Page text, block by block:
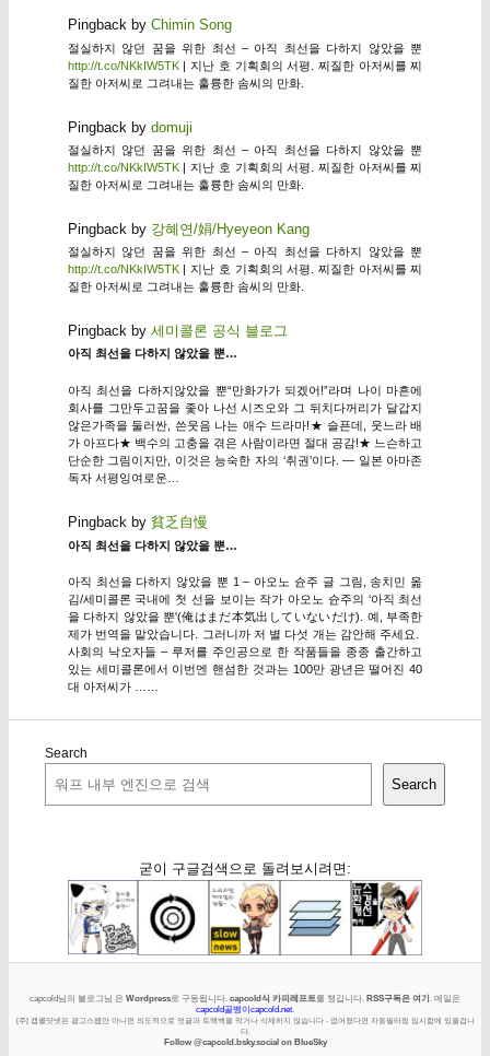
Pingback by Chimin Song
절실하지 않던 꿈을 위한 최선 – 아직 최선을 다하지 않았을 뿐
http://t.co/NKkIW5TK| 지난 호 기획회의 서평. 찌질한 아저씨를 찌
질한 아저씨로 그려내는 훌륭한 솜씨의 만화.
Pingback by domuji
절실하지 않던 꿈을 위한 최선 – 아직 최선을 다하지 않았을 뿐
http://t.co/NKkIW5TK| 지난 호 기획회의 서평. 찌질한 아저씨를 찌
질한 아저씨로 그려내는 훌륭한 솜씨의 만화.
Pingback by 강혜연/娟/Hyeyeon Kang
절실하지 않던 꿈을 위한 최선 – 아직 최선을 다하지 않았을 뿐
http://t.co/NKkIW5TK| 지난 호 기획회의 서평. 찌질한 아저씨를 찌
질한 아저씨로 그려내는 훌륭한 솜씨의 만화.
Pingback by 세미콜론 공식 블로그
아직 최선을 다하지 않았을 뿐…
아직 최선을 다하지않았을 뿐“만화가가 되겠어!”라며 나이 마흔에
회사를 그만두고꿈을 좇아 나선 시즈오와 그 뒤치다꺼리가 달갑지
않은가족을 둘러싼, 쓴웃음 나는 애수 드라마!★ 슬픈데, 웃느라 배
가 아프다★ 백수의 고충을 겪은 사람이라면 절대 공감!★ 느슨하고
단순한 그림이지만, 이것은 능숙한 자의 ‘취권’이다. — 일본 아마존
독자 서평잉여로운…
Pingback by 貧乏自慢
아직 최선을 다하지 않았을 뿐…
아직 최선을 다하지 않았을 뿐 1 – 아오노 슌주 글 그림, 송치민 옮
김/세미콜론 국내에 첫 선을 보이는 작가 아오노 슌주의 ‘아직 최선
을 다하지 않았을 뿐'(俺はまだ本気出していないだけ). 예, 부족한
제가 번역을 맡았습니다. 그러니까 저 별 다섯 개는 감안해 주세요.
사회의 낙오자들 – 루저를 주인공으로 한 작품들을 종종 출간하고
있는 세미콜론에서 이번엔 핸섬한 것과는 100만 광년은 떨어진 40
대 아저씨가 ……
Search
Search
굳이 구글검색으로 돌려보시려면:
capcold님의 블로그님 은 Wordpress로 구동됩니다. capcold식 카피레프트를 챙깁니다. RSS구독은 여기 . 메일은
capcold골뱅이capcold.net
[주] 캡콜닷넷은 광고스팸만 아니면 의도적으로 덧글과 트랙백을 막거나 삭제하지 않습니다 - 없어졌다면 자동필터링 임시함에 있을겁니
다.
Follow @capcold.bsky.social on BlueSky